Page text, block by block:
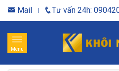
Mail Tư vấn 24h:
Menu